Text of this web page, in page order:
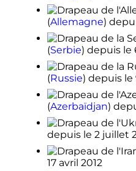
(Allemagne)
(Serbie) depuis le
(Russie) depuis le
(Azerbaïdjan)
depuis le 2 juillet
17 avril 2012